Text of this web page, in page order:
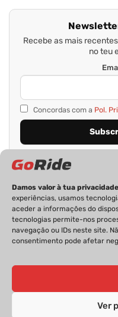
Damos valor à tua
experiências, usamos
aceder a informações do
tecnologias permite-nos
navegação ou IDs neste site.
consentimento pode afetar
Ver
Recebe as mais
no teu
Concordas com a Pol.
PRIVACIDADE FICHA